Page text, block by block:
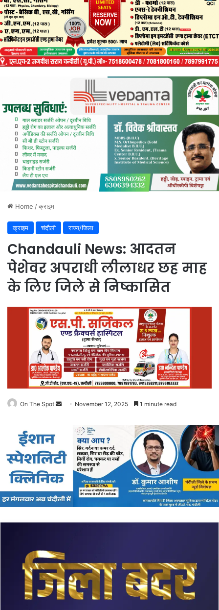
Home /क्राइम
क्राइम चंदौली राज्य/जिला
Chandauli News: आदतन
पेशेवर अपराधी लीलाधर छह माह
के लिए जिले से निष्कासित
On The Spot
Send
email
November 12, 2025 1 minute read